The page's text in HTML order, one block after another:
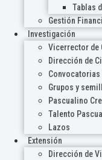
Tablas
Gestión
Investigación
Vicerrector de
Dirección de
Grupos y
Pascualino
Talento
Lazos
Extensión
Dirección de